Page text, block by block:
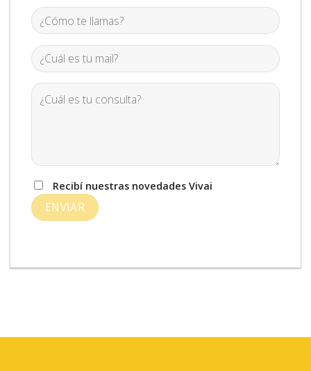
Recibí nuestras novedades Vivai